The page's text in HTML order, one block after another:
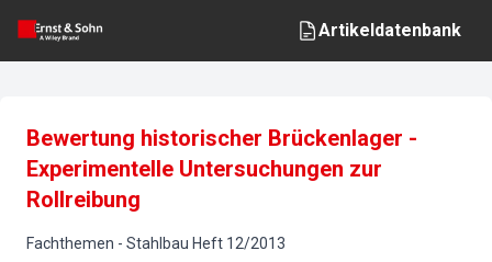
Artikeldatenbank
Bewertung historischer Brückenlager -
Experimentelle Untersuchungen zur
Rollreibung
Fachthemen - Stahlbau Heft 12/2013